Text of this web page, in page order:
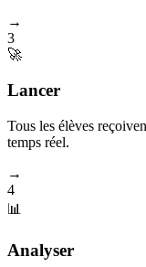
→
3
🚀
Lancer
Tous les élèves
temps réel.
→
4
📊
Analyser